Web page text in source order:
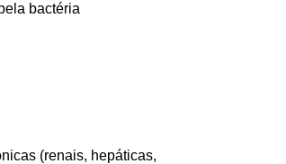
bactéria
(renais, hepáticas,